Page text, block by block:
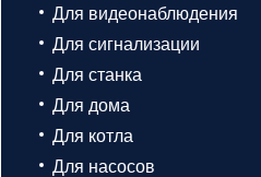
Для видеонаблюдения
Для сигнализации
Для станка
Для дома
Для котла
Для насосов